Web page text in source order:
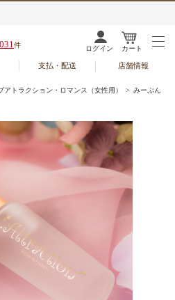
件 ログイン カート
支払・配送 店舗情報
アトラクション・ロマンス（女性用）
> みーぷん